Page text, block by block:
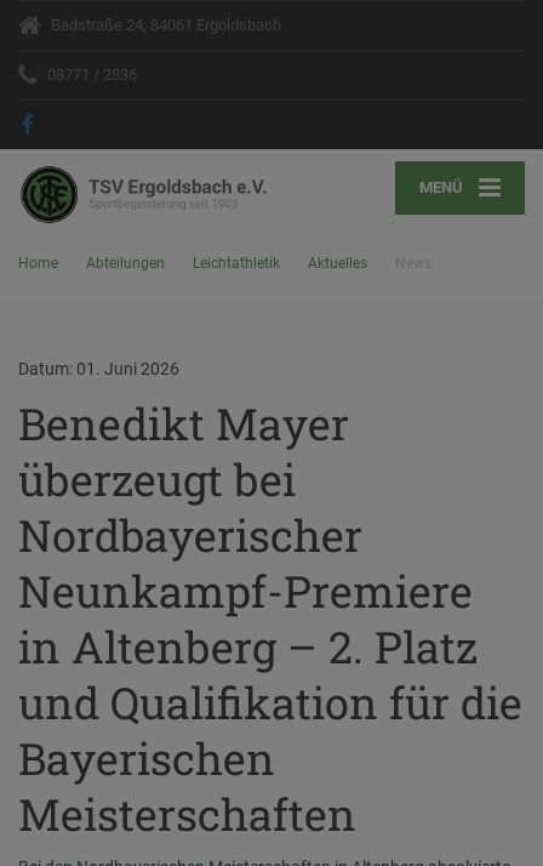
Badstraße 24, 84061 Ergoldsbach
08771 / 2836
MENÜ
Home Abteilungen Leichtathletik Aktuelles News
Datum: 01. Juni 2026
Benedikt Mayer
überzeugt bei
Nordbayerischer
Neunkampf-Premiere
in Altenberg – 2. Platz
und Qualifikation für die
Bayerischen
Meisterschaften